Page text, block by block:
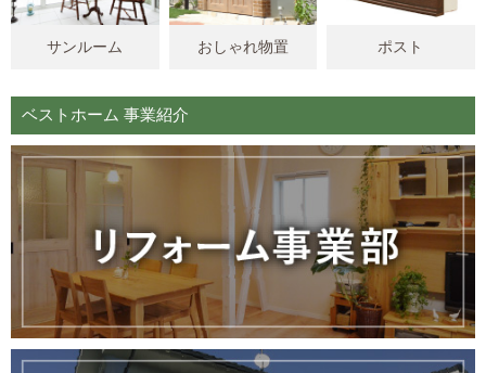
サンルーム おしゃれ物置 ポスト
ベストホーム 事業紹介